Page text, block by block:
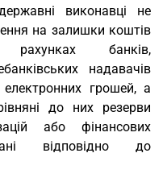
виконавці не
на залишки коштів
рахунках банків,
надавачів
електронних грошей, а
до них резерви
або фінансових
відповідно до